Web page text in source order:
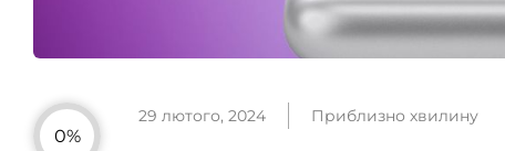
0%
29 лютого, 2024 Приблизно хвилину